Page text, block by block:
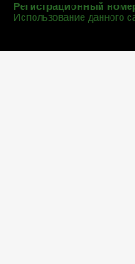
Регистрационный
Использование данного